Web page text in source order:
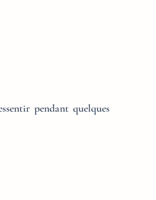
pendant quelques